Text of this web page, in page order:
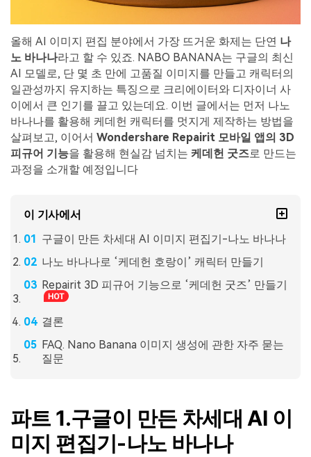
올해 AI 이미지 편집 분야에서 가장 뜨거운 화제는 단연 나
노 바나나라고 할 수 있죠. NABO BANANA는 구글의 최신
AI 모델로, 단 몇 초 만에 고품질 이미지를 만들고 캐릭터의
일관성까지 유지하는 특징으로 크리에이터와 디자이너 사
이에서 큰 인기를 끌고 있는데요. 이번 글에서는 먼저 나노
바나나를 활용해 케데헌 캐릭터를 멋지게 제작하는 방법을
살펴보고, 이어서 Wondershare Repairit 모바일 앱의 3D
피규어 기능을 활용해 현실감 넘치는 케데헌 굿즈로 만드는
과정을 소개할 예정입니다
이 기사에서
구글이 만든 차세대 AI 이미지 편집기-나노 바나나
나노 바나나로 ‘케데헌 호랑이’ 캐릭터 만들기
Repairit 3D 피규어 기능으로 ‘케데헌 굿즈’ 만들기
결론
FAQ. Nano Banana 이미지 생성에 관한 자주 묻는
질문
파트 1.구글이 만든 차세대 AI 이
미지 편집기-나노 바나나